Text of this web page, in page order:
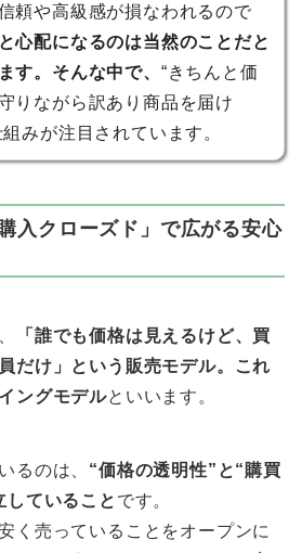
頼や高級感が損なわれるので
と心配になるのは当然のことだと
す。そんな中で、 “きちんと価
りながら訳あり商品を届け
組みが注目されています。
入クローズド」で広がる安心
「誰でも価格は見えるけど、買
だけ」という販売モデル。これ
ングモデルといいます。
るのは、 “価格の透明性”と“購買
していること です。
く売っていることをオープンに